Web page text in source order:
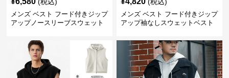
メンズ ベスト フード付きジップ
アップノースリーブスウェット
メンズ ベスト フード付きジップ
アップ袖なしスウェットベスト